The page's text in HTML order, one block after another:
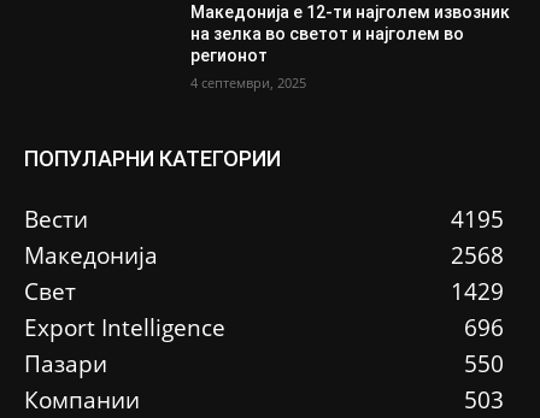
Македонија е 12-ти најголем извозник
на зелка во светот и најголем во
регионот
4 септември, 2025
ПОПУЛАРНИ КАТЕГОРИИ
Вести
4195
Македонија
2568
Свет
1429
Еxport Intelligence
696
Пазари
550
Компании
503